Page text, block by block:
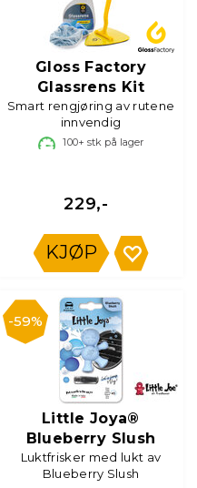
Gloss Factory
Glassrens Kit
Smart rengjøring av rutene
innvendig
100+ stk på lager
229,-
KJØP
59%
Little Joya®
Blueberry Slush
Luktfrisker med lukt av
Blueberry Slush